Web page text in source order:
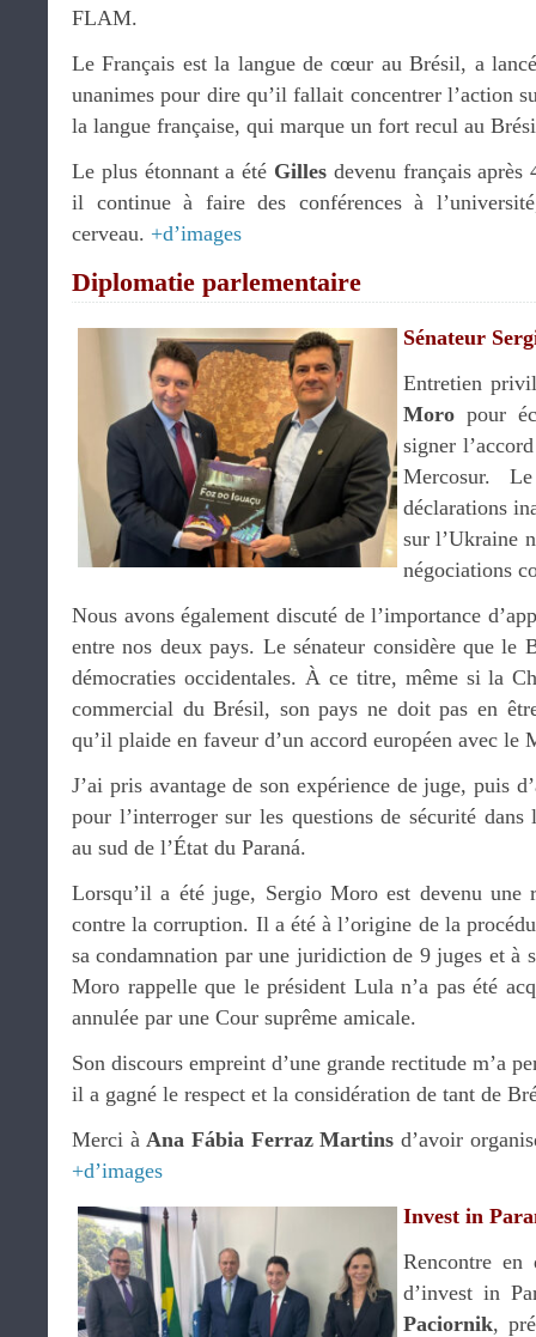
FLAM.
Le Français est la langue de cœur au Brésil, a
unanimes pour dire qu’il fallait concentrer l’action
la langue française, qui marque un fort recul au
Le plus étonnant a été Gilles devenu français après
il continue à faire des conférences à
cerveau. +d’images
Diplomatie parlementaire
Sénateur
Entretien
Moro pour
signer
Mercosur.
déclarations
sur l’Ukraine
négociations
Nous avons également discuté de l’importance
entre nos deux pays. Le sénateur considère que le
démocraties occidentales. À ce titre, même si la
commercial du Brésil, son pays ne doit pas en
qu’il plaide en faveur d’un accord européen avec le
J’ai pris avantage de son expérience de juge, puis
pour l’interroger sur les questions de sécurité
au sud de l’État du Paraná.
Lorsqu’il a été juge, Sergio Moro est devenu une
contre la corruption. Il a été à l’origine de la
sa condamnation par une juridiction de 9 juges et à
Moro rappelle que le président Lula n’a pas été
annulée par une Cour suprême amicale.
Son discours empreint d’une grande rectitude m’a
il a gagné le respect et la considération de tant de
Merci àAna Fábia Ferraz Martinsd’avoir
+d’images
Invest in
Rencontre en
d’invest in
Paciornik,